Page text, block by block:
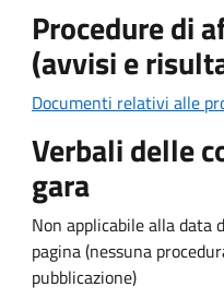
Procedure di
(avvisi e
Documenti relativi alle
Verbali delle
gara
Non applicabile alla data
pagina (nessuna
pubblicazione)